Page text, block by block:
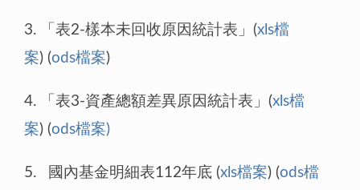
3. 「表2-樣本未回收原因統計表」(xls檔
案) (ods檔案)
4. 「表3-資產總額差異原因統計表」(xls檔
案) (ods檔案)
5. 國內基金明細表112年底 (xls檔案) (ods檔